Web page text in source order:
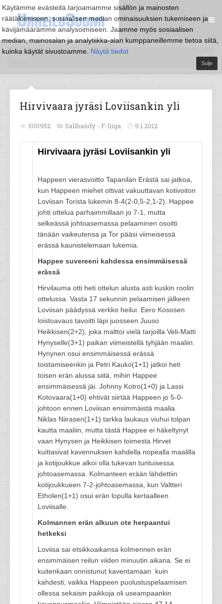
Käytämme evästeitä tarjoamamme sisällön ja mainosten
räätälöimiseen, sosiaalisen median ominaisuuksien tukemiseen ja
kävijämäärämme analysoimiseen. Jaamme myös sosiaalisen
median, mainosalan ja analytiikka-alan kumppaneillemme tietoa siitä,
kuinka käytät sivustoamme. Näytä tiedot
Sulje
Hirvivaara jyräsi Loviisankin yli
500952 Salibandy - F-liiga 9.1.2012
Hirvivaara jyräsi Loviisankin yli
Happeen vierasvoitto Tapanilan Erästä sai jatkoa,
kun Happeen miehet ottivat vakuuttavan kotivoiton
Loviisan Torista lukemin 8-4(2-0,5-2,1-2). Happee
johti ottelua parhaimmillaan jo 7-1, mutta
selkeässä johtoasemassa pelaaminen osoitti
tänään vaikeutensa ja Tor pääsi viimeisessä
erässä kaunistelemaan lukemia.
Happee suvereeni kahdessa ensimmäisessä
erässä
Hirvilauma otti heti ottelun alusta asti kuskin roolin
ottelussa. Vasta 17 sekunnin pelaamisen jälkeen
Loviisan päädyssä verkko heilui. Eero Kososen
loistoavaus tavoitti läpi juosseen Juuso
Heikkisen(2+2), joka malttoi vielä tarjoilla Veli-Matti
Hynyselle(3+1) paikan viimeistellä tyhjään maaliin.
Hynynen osui ensimmäisessä erässä
toistamiseenkin ja Petri Kauko(1+1) jatkoi heti
toisen erän alussa siitä, mihin Happee
ensimmäisessä jäi. Johnny Kotro(1+0) ja Lassi
Kotovaara(1+0) ehtivät siirtää Happeen jo 5-0-
johtoon ennen Loviisan ensimmäistä maalia.
Niklas Niirasen(1+1) tarkka laukaus viuhui tolpan
kautta maaliin, mutta tästä Happee ei häkeltynyt
vaan Hynysen ja Heikkisen toimesta Hirvet
kuittasivat kavennuksen kahdella nopealla maalilla
ja kotijoukkue alkoi olla tukevan tuntuisessa
johtoasemassa. Kolmanteen erään lähdettiin
kotijoukkueen 7-2-johtoasemassa, kun Valtteri
Etholen(1+1) osui erän lopulla kertaalleen
Loviisalle.
Kolmannen erän alkuun ote herpaantui
hetkeksi
Loviisa sai etsikkoaikansa kolmennen erän
ensimmäisen reilun viiden minuutin aikana. Se ei
kuitenkaan onnistunut kaventamaan kuin
kahdesti, vaikka Happeen puolustuspelaamisen
ollessa sekaisin paikkoja oli useampaankin